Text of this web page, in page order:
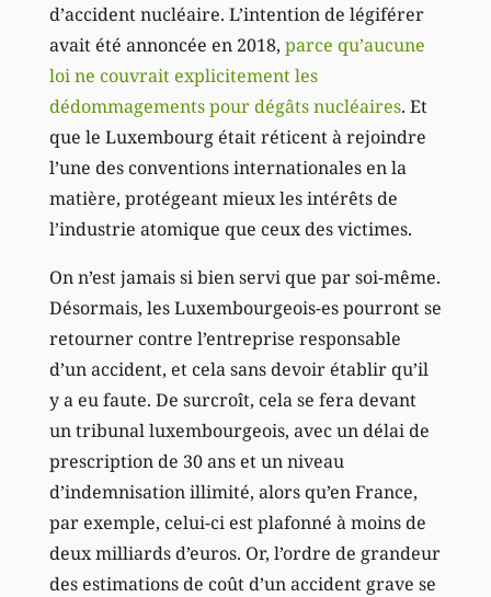
d’accident nucléaire. L’intention de légiférer
avait été annoncée en 2018, parce qu’aucune
loi ne couvrait explicitement les
dédommagements pour dégâts nucléaires. Et
que le Luxembourg était réticent à rejoindre
l’une des conventions internationales en la
matière, protégeant mieux les intérêts de
l’industrie atomique que ceux des victimes.
On n’est jamais si bien servi que par soi-même.
Désormais, les Luxembourgeois-es pourront se
retourner contre l’entreprise responsable
d’un accident, et cela sans devoir établir qu’il
y a eu faute. De surcroît, cela se fera devant
un tribunal luxembourgeois, avec un délai de
prescription de 30 ans et un niveau
d’indemnisation illimité, alors qu’en France,
par exemple, celui-ci est plafonné à moins de
deux milliards d’euros. Or, l’ordre de grandeur
des estimations de coût d’un accident grave se